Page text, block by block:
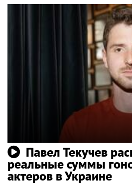
Павел Текучев
реальные суммы
актеров в Украине